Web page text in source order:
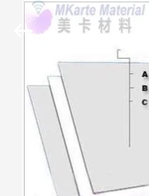
RUMAH
PRODUK
VIDEO
Technology
Limited.